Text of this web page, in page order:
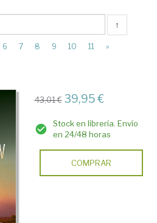
↑
6 7 8 9 10 11 »
43,01 € 39,95 €
Stock en librería. Envío
en 24/48 horas
COMPRAR